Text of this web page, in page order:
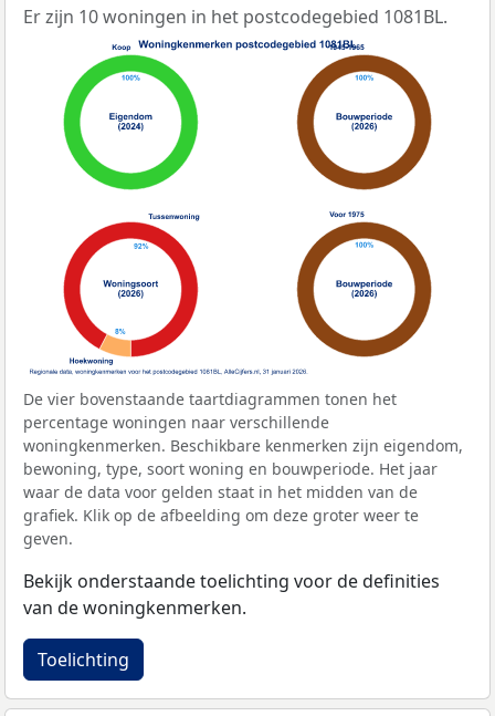
Er zijn 10 woningen in het postcodegebied 1081BL.
De vier bovenstaande taartdiagrammen tonen het
percentage woningen naar verschillende
woningkenmerken. Beschikbare kenmerken zijn eigendom,
bewoning, type, soort woning en bouwperiode. Het jaar
waar de data voor gelden staat in het midden van de
grafiek. Klik op de afbeelding om deze groter weer te
geven.
Bekijk onderstaande toelichting voor de definities
van de woningkenmerken.
Toelichting